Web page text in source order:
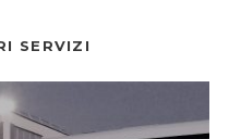
SERVIZI